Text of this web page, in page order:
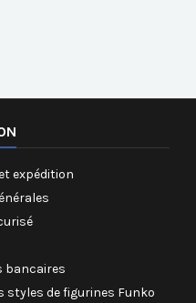
expédition
bancaires
styles de figurines Funko